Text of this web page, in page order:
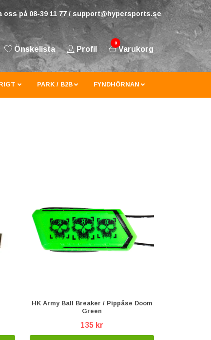
på 08-39 11 77 / support@hypersports.se
Önskelista Profil
0
Varukorg
PARK / B2B FYNDHÖRNAN
HK Army Ball Breaker / Pippåse Doom
Green
135 kr